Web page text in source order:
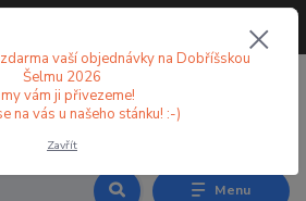
Menu
vaší objednávky na Dobříšskou
Šelmu 2026
vám ji přivezeme!
na vás u našeho stánku! :-)
Zavřít